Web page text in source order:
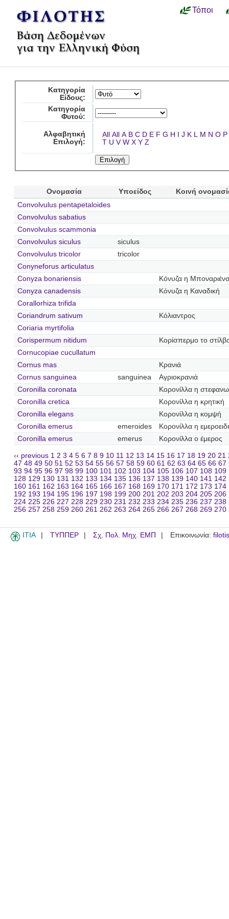
Τόποι
Κατηγορία
Είδους:
Κατηγορία
Φυτού:
Αλφαβητική
Επιλογή:
All All A B C D E F G H I J K L M N O P
T U V W X Y Z
Ονομασία Υποείδος
Κοινή
Convolvulus pentapetaloides
Convolvulus sabatius
Convolvulus scammonia
Convolvulus siculus
siculus
Convolvulus tricolor
tricolor
Conyneforus articulatus
Conyza bonariensis
Κόνυζα η
Conyza canadensis
Κόνυζα η Καναδική
Corallorhiza trifida
Coriandrum sativum
Κόλιαντρος
Coriaria myrtifolia
Corispermum nitidum
Κορίσπερμο το
Cornucopiae cucullatum
Cornus mas
Κρανιά
Cornus sanguinea
sanguinea
Αγριοκρανιά
Coronilla coronata
Κορονίλλα η
Coronilla cretica
Κορονίλλα η κρητική
Coronilla elegans
Κορονίλλα η κομψή
Coronilla emerus
emeroides
Κορονίλλα η
Coronilla emerus
emerus Κορονίλλα ο έμερος
‹‹ previous 1 2 3 4 5 6 7 8 9 10 11 12 13 14 15 16 17 18 19 20 21
47 48 49 50 51 52 53 54 55 56 57 58 59 60 61 62 63 64 65 66 67
93 94 95 96 97 98 99 100 101 102 103 104 105 106 107 108 109
128 129 130 131 132 133 134 135 136 137 138 139 140 141 142
160 161 162 163 164 165 166 167 168 169 170 171 172 173 174
192 193 194 195 196 197 198 199 200 201 202 203 204 205 206
224 225 226 227 228 229 230 231 232 233 234 235 236 237 238
256 257 258 259 260 261 262 263 264 265 266 267 268 269 270
ITIA ΤΥΠΠΕΡ Σχ. Πολ. Μηχ. ΕΜΠ Επικοινωνία: